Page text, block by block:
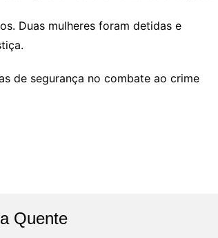
Duas mulheres foram detidas e
de segurança no combate ao crime
Quente